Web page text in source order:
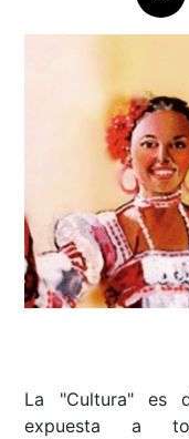
La "Cultura" es
expuesta a